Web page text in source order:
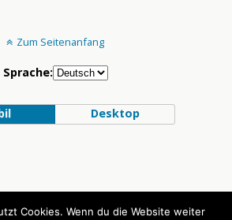
Zum Seitenanfang
Sprache:
Desktop
Cookies. Wenn du die Website weiter